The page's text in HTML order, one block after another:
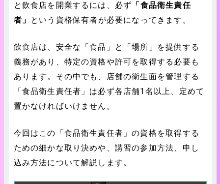
と飲食店を開業するには、必ず 「食品衛生責任
者」 という資格保有者が必要になってきます。
飲食店は、安全な「食品」と「場所」を提供する
義務があり、特定の資格や許可を取得する必要も
あります。その中でも、店舗の衛生面を管理する
「食品衛生責任者」は必ず各店舗1名以上、定めて
置かなければいけません。
今回はこの「食品衛生責任者」の資格を取得する
ための細かな取り決めや、講習の参加方法、申し
込み方法について解説します。